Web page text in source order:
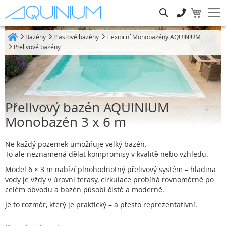
Bazény Plastové bazény
Flexibilní Monobazény AQUINIUM
Přelivové bazény
Přelivový bazén AQUINIUM
Monobazén 3 x 6 m
Ne každý pozemek umožňuje velký bazén.
To ale neznamená dělat kompromisy v kvalitě nebo vzhledu.
Model 6 × 3 m nabízí plnohodnotný přelivový systém – hladina
vody je vždy v úrovni terasy, cirkulace probíhá rovnoměrně po
celém obvodu a bazén působí čistě a moderně.
Je to rozměr, který je praktický – a přesto reprezentativní.